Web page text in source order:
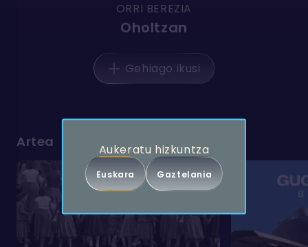
ORRI BEREZIA
Oholtzan
Gehiago ikusi
Artea Aukeratu hizkuntza
Euskara Gaztelania